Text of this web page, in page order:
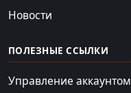
Новости
ПОЛЕЗНЫЕ ССЫЛКИ
Управление аккаунтом